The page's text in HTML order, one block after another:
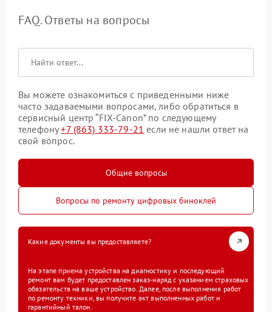
FAQ. Ответы на вопросы
Вы можете ознакомиться с приведенными ниже
часто задаваемыми вопросами, либо обратиться в
сервисный центр “FIX-Canon” по следующему
телефону+7 (863) 333-79-21 если не нашли ответ на
свой вопрос.
Общие вопросы
Вопросы по ремонту цифровых биноклей
Какие документы вы предоставляете?
На этапе приема устройства на диагностику и последующий
ремонт вам будет предоставлен заказ-наряд с указанием страховых
обязательств на ваше устройство. Далее, после выполнения работ
по ремонту техники, вы получите акт выполненных работ и
гарантийный талон.